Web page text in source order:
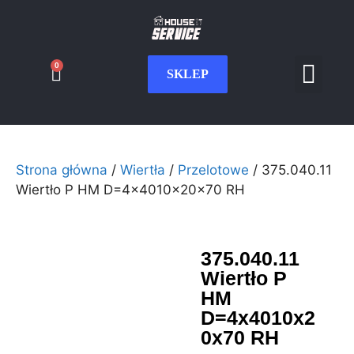
SKLEP
0
Strona główna / Wiertła / Przelotowe / 375.040.11
Wiertło P HM D=4x4010x20x70 RH
375.040.11
Wiertło P
HM
D=4x4010x2
0x70 RH